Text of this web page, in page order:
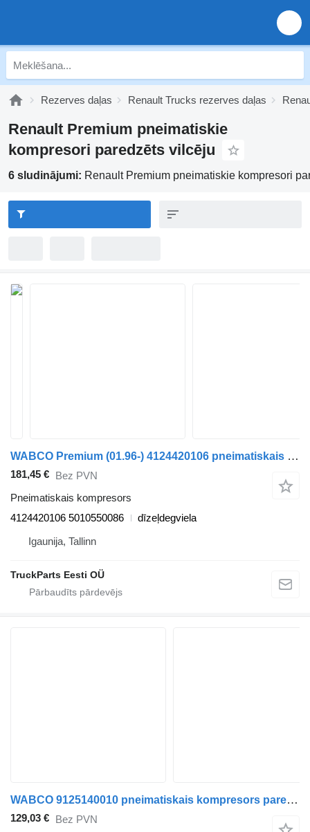
Rezerves daļas Renault Trucks rezerves daļas
Renault Premium pneimatiskie
kompresori paredzēts vilcēju
6 sludinājumi: Renault Premium pneimatiskie kompresori
WABCO Premium (01.96-) 4124420106 pneimatiskais kompresors paredzēts Renault Premium, Premium 2 (1996-2014) vilcēja
181,45 € Bez PVN
Pneimatiskais kompresors
4124420106 5010550086
dīzeļdegviela
Igaunija, Tallinn
TruckParts Eesti OÜ
WABCO 9125140010 pneimatiskais kompresors paredzēts Renault Premium, Premium 2 (1996-2014) vilcēja
129,03 € Bez PVN